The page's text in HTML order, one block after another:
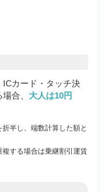
カード・タッチ決
合、 大人は10円
半し、端数計算した額と
する場合は乗継割引運賃